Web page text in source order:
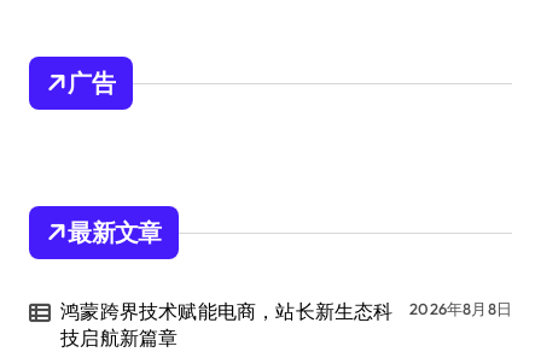
广告
最新文章
鸿蒙跨界技术赋能电商，站长新生态科
技启航新篇章
2026年8月8日